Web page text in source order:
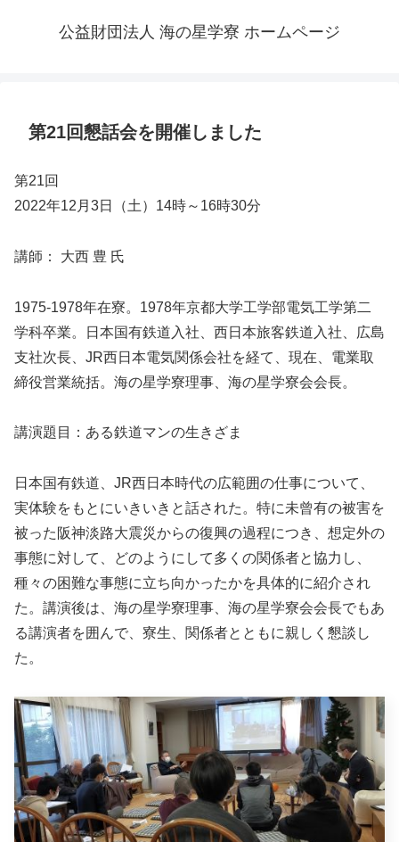
公益財団法人 海の星学寮 ホームページ
第21回懇話会を開催しました
第21回
2022年12月3日（土）14時～16時30分
講師： 大西 豊 氏
1975-1978年在寮。1978年京都大学工学部電気工学第二
学科卒業。日本国有鉄道入社、西日本旅客鉄道入社、広島
支社次長、JR西日本電気関係会社を経て、現在、電業取
締役営業統括。海の星学寮理事、海の星学寮会会長。
講演題目：ある鉄道マンの生きざま
日本国有鉄道、JR西日本時代の広範囲の仕事について、
実体験をもとにいきいきと話された。特に未曾有の被害を
被った阪神淡路大震災からの復興の過程につき、想定外の
事態に対して、どのようにして多くの関係者と協力し、
種々の困難な事態に立ち向かったかを具体的に紹介され
た。講演後は、海の星学寮理事、海の星学寮会会長でもあ
る講演者を囲んで、寮生、関係者とともに親しく懇談し
た。